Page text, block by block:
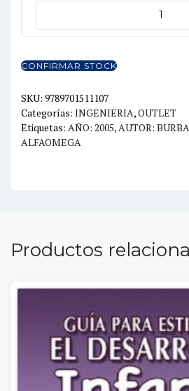
era:
actual
es:
T.3:
RELATIVIDAD
Y
FISICA
ATOMICA
CONFIRMAR STOCK
SKU: 9789701511107
Categorías: INGENIERIA,OUTLET
Etiquetas: AÑO: 2005, AUTOR:
ALFAOMEGA
Productos